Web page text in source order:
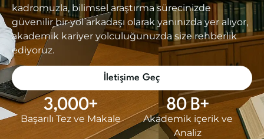
kadromuzla, bilimsel araştırma sürecinizde
güvenilir bir yol arkadaşı olarak yanınızda yer alıyor,
akademik kariyer yolculuğunuzda size rehberlik
ediyoruz.
İletişime Geç
Başarılı Tez ve Makale
3,000+
Akademik içerik ve
Analiz
80 B+